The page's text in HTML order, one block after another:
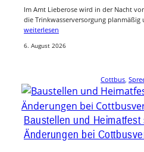
Im Amt Lieberose wird in der Nacht
die Trinkwasserversorgung
weiterlesen
6. August 2026
Cottbus
Baustellen und
Änderungen bei